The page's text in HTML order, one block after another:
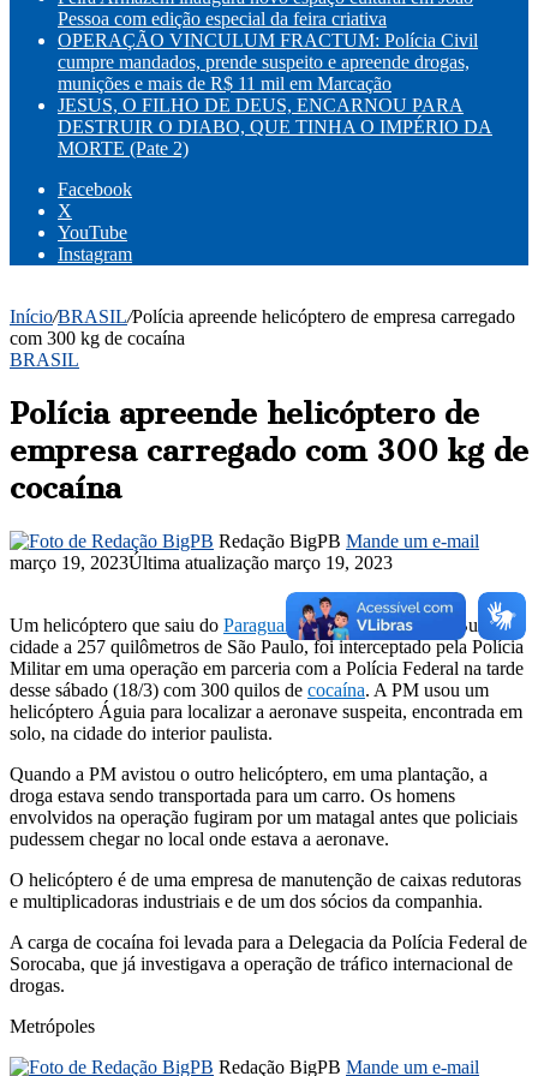
Pessoa com edição especial da feira criativa
OPERAÇÃO VINCULUM FRACTUM: Polícia Civil
cumpre mandados, prende suspeito e apreende drogas,
munições e mais de R$ 11 mil em Marcação
JESUS, O FILHO DE DEUS, ENCARNOU PARA
DESTRUIR O DIABO, QUE TINHA O IMPÉRIO DA
MORTE (Pate 2)
Facebook
X
YouTube
Instagram
Início/BRASIL/Polícia apreende helicóptero de empresa carregado
com 300 kg de cocaína
BRASIL
Polícia apreende helicóptero de
empresa carregado com 300 kg de
cocaína
Redação BigPB Mande um e-mail
março 19, 2023Última atualização março 19, 2023
Um helicóptero que saiu do Paraguai e tinha como destino Buri,
cidade a 257 quilômetros de São Paulo, foi interceptado pela Polícia
Militar em uma operação em parceria com a Polícia Federal na tarde
desse sábado (18/3) com 300 quilos de cocaína. A PM usou um
helicóptero Águia para localizar a aeronave suspeita, encontrada em
solo, na cidade do interior paulista.
Quando a PM avistou o outro helicóptero, em uma plantação, a
droga estava sendo transportada para um carro. Os homens
envolvidos na operação fugiram por um matagal antes que policiais
pudessem chegar no local onde estava a aeronave.
O helicóptero é de uma empresa de manutenção de caixas redutoras
e multiplicadoras industriais e de um dos sócios da companhia.
A carga de cocaína foi levada para a Delegacia da Polícia Federal de
Sorocaba, que já investigava a operação de tráfico internacional de
drogas.
Metrópoles
Redação BigPB Mande um e-mail